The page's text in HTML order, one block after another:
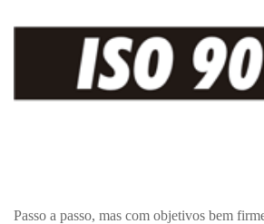
Passo a passo, mas com objetivos bem